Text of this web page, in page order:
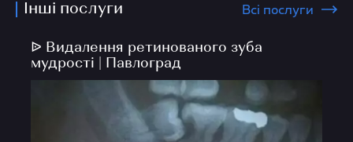
Інші послуги Всі послуги
ᐉ Видалення ретинованого зуба
мудрості | Павлоград